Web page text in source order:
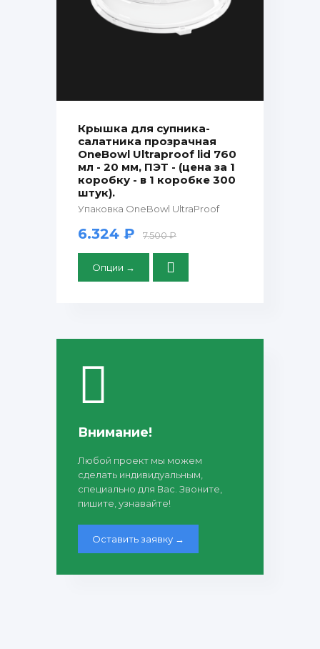
Крышка для супника-
салатника прозрачная
OneBowl Ultraproof lid 760
мл - 20 мм, ПЭТ - (цена за 1
коробку - в 1 коробке 300
штук).
Упаковка OneBowl UltraProof
6.324 ₽ 7.500 ₽
Опции →
Внимание!
Любой проект мы можем
сделать индивидуальным,
специально для Вас. Звоните,
пишите, узнавайте!
Оставить заявку →